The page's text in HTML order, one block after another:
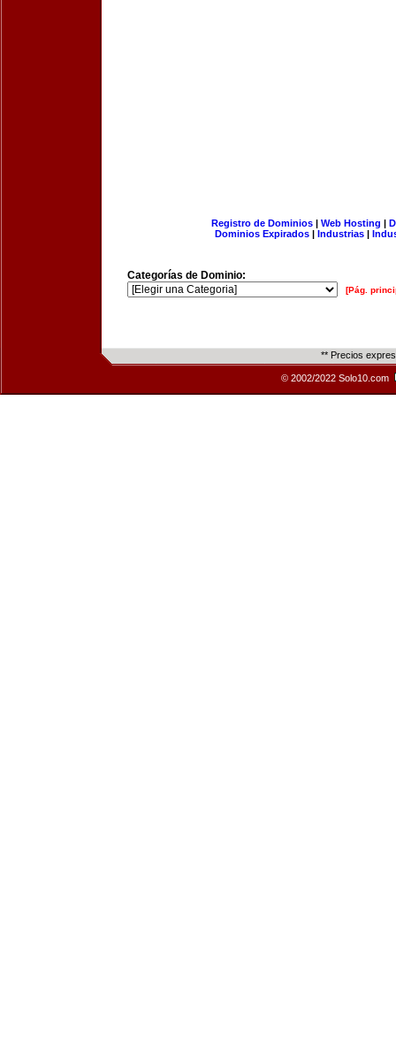
Registro de Dominios| Web Hosting |
Dominios Expirados | Industrias |
Categorías de Dominio:
[Pág.
** Precios
© 2002/2022 Solo10.com